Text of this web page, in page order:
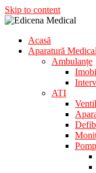
Skip to content
Edicena Medical
Aparatura Medicala
Acasă
Aparatură
Ambulanțe
ATI